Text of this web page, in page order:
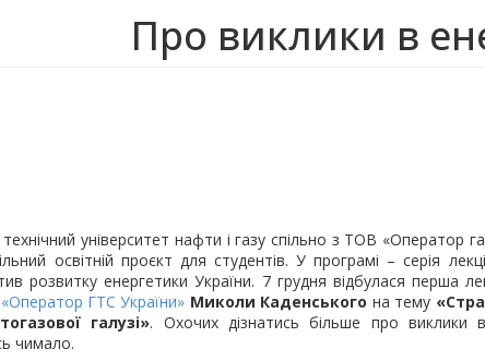
Про виклики в
університет нафти і газу спільно з ТОВ «Оператор
освітній проєкт для студентів. У програмі – серія
розвитку енергетики України. 7 грудня відбулася перша
ГТС України» Миколи Каденського на тему
галузі». Охочих дізнатись більше про виклики
чимало.